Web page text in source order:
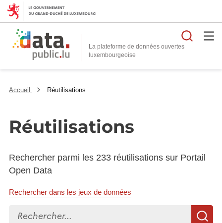
La plateforme de données ouvertes
Accueil Réutilisations
Réutilisations
Rechercher parmi les 233 réutilisations sur Portail
Open Data
Rechercher dans les jeux de données
Rechercher...